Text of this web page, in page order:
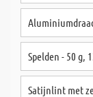
Spelden - 50 g,
Satijnlint met